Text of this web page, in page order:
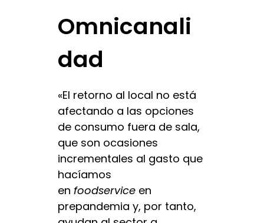
Omnicanali
dad
«El retorno al local no está
afectando a las opciones
de consumo fuera de sala,
que son ocasiones
incrementales al gasto que
hacíamos
en foodserviceen
prepandemia y, por tanto,